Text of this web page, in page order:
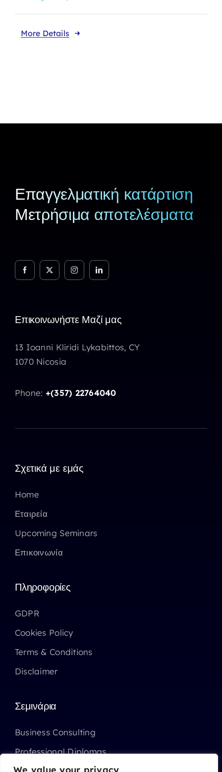
More Details
Επαγγελματική κατάρτιση
Μετρήσιμα αποτελέσματα
Επικοινωνήστε Μαζί μας
13 Ioanni Kliridi Lykabittos, CY
1070 Nicosia
Phone: +(357) 22764040
Σχετικά με εμάς
Home
Εταιρεία
Upcoming Seminars
Επικοινωνία
Πληροφορίες
GDPR
Cookies Policy
Terms & Conditions
Disclaimer
Σεμινάρια
Business Consulting
Professional Diplomas